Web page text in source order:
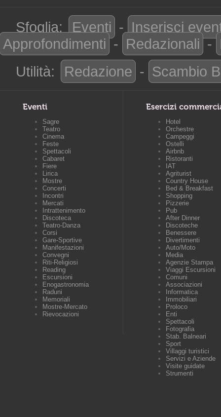
Sfoglia: Eventi - Inserisci
Approfondimenti - Redazionali -
Utilità:
Redazione - Scambio
Eventi
Sagre
Teatro
Cinema
Feste
Spettacoli
Cabaret
Fiere
Lirica
Mostre
Concerti
Incontri
Mercati
Intrattenimento
Discoteca
Teatro-Danza
Corsi
Gare-Sportive
Manifestazioni
Convegni
Riti-Religiosi
Reading
Escursioni
Enogastronomia
Raduni
Memoriali
Mostre-Mercato
Rievocazioni
Esercizi
Hotel
Orchestre
Campeggi
Ostelli
Airbnb
Ristoranti
IAT
Agriturist
Country House
Bed & Breakfast
Shopping
Pizzerie
Pub
After Dinner
Discoteche
Benessere
Divertimenti
Auto/Moto
Media
Agenzie Stampa
Viaggi Escursioni
Comuni
Associazioni
Informatica
Immobiliari
Proloco
Enti
Spettacoli
Fotografia
Stab. Balneari
Sport
Villaggi turistici
Servizi e Aziende
Visite guidate
Strumenti